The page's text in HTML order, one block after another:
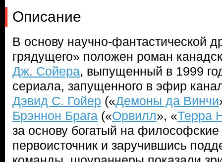
Описание
В основу научно-фантастической
грядущего» положен роман
Дж. Сойера, выпущенный в 1999
сериала, запущенного в эфир
Дэвид С. Гойер («Демоны да Винчи
Брэннон Брага («Орвилл», «Терра
за основу богатый на философские
первоисточник и заручившись